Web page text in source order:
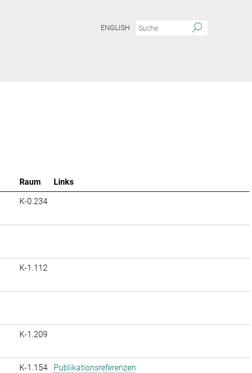
ENGLISH
Raum
Links
K-0.234
K-1.112
K-1.209
K-1.154 Publikationsreferenzen